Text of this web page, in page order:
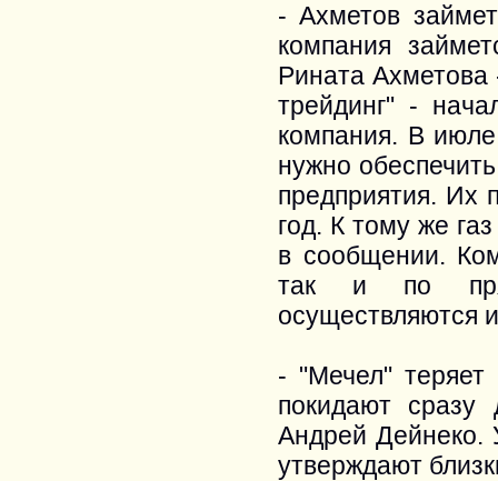
- Ахметов
компания
Рината Ахметова
трейдинг" -
компания. В
нужно
предприятия. Их
год. К тому же
в сообщении.
так и по
осуществляются
- "Мечел" теряет
покидают
Андрей Дейнеко.
утверждают